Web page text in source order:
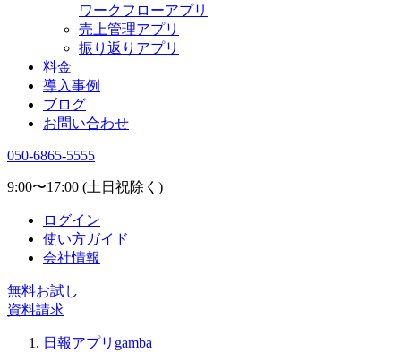
ワークフローアプリ
売上管理アプリ
振り返りアプリ
料金
導入事例
ブログ
お問い合わせ
050-6865-5555
9:00〜17:00 (土日祝除く)
ログイン
使い方ガイド
会社情報
無料お試し
資料請求
日報アプリgamba